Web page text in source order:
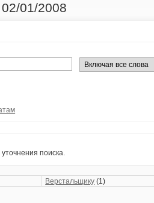
01/2008
поиска.
Верстальщику (1)